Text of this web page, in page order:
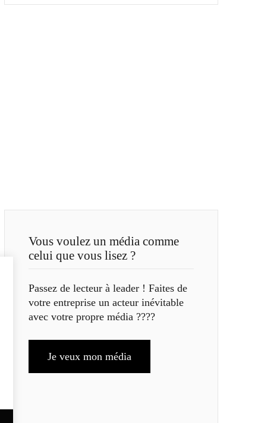
Vous voulez un média comme
celui que vous lisez ?
Passez de lecteur à leader ! Faites de
votre entreprise un acteur inévitable
avec votre propre média ????
Je veux mon média